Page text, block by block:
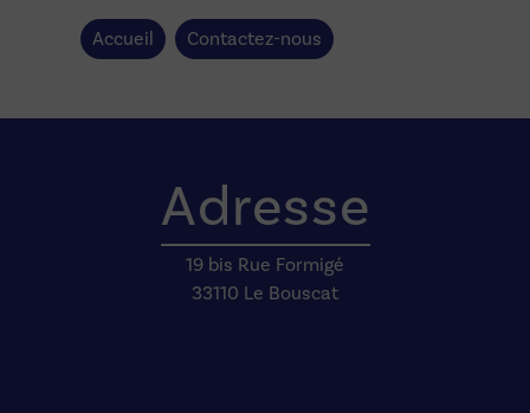
Accueil Contactez-nous
Adresse
19 bis Rue Formigé
33110 Le Bouscat